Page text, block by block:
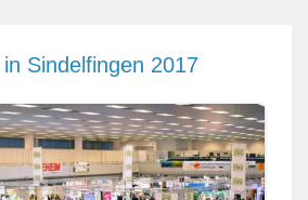
Sindelfingen 2017